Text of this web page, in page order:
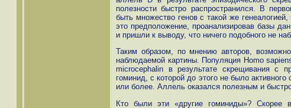
полезности быстро распространился. В
быть множество генов с такой же
это предположение, проанализировав базы
и пришли к выводу, что ничего подобного не
Таким образом, по мнению авторов,
наблюдаемой картины. Популяция Homo
microcephalin в результате скрещивания с
гоминид, с которой до этого не было
или более. Аллель оказался полезным и
Кто были эти «другие гоминиды»? Скорее